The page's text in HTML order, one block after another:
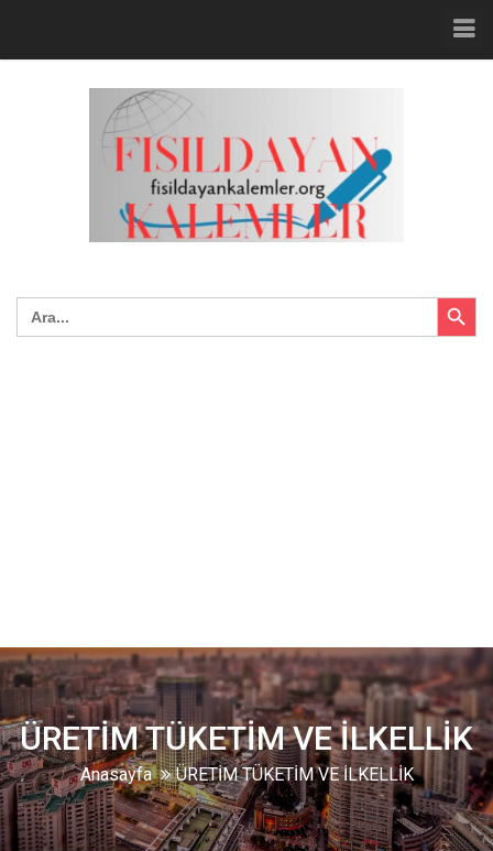
Search
for:
Search Button
ÜRETİM TÜKETİM VE İLKELLİK
Anasayfa ÜRETİM TÜKETİM VE İLKELLİK